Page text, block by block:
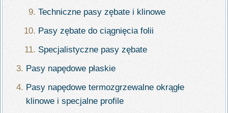
Techniczne pasy zębate i klinowe
Pasy zębate do ciągnięcia folii
Specjalistyczne pasy zębate
Pasy napędowe płaskie
Pasy napędowe termozgrzewalne okrągłe
klinowe i specjalne profile